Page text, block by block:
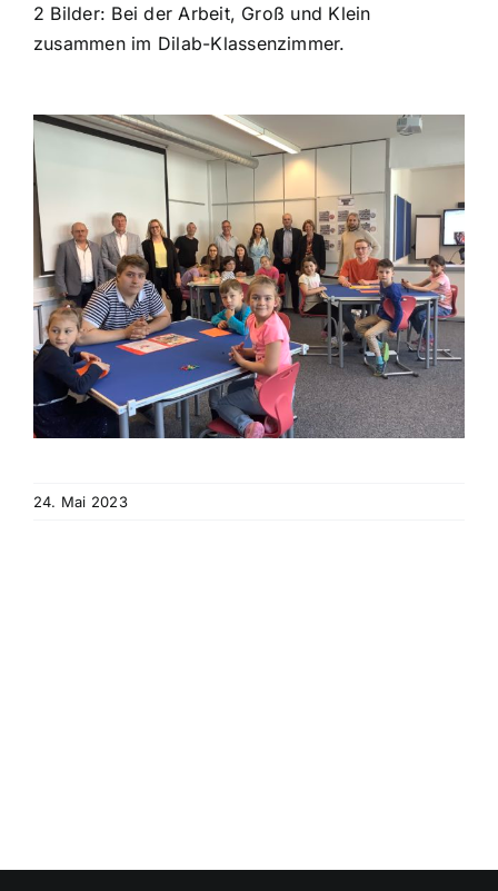
2 Bilder: Bei der Arbeit, Groß und Klein
zusammen im Dilab-Klassenzimmer.
24. Mai 2023